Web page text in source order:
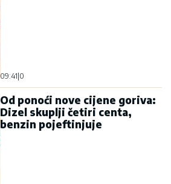
09:41 0
Od ponoći nove cijene goriva:
Dizel skuplji četiri centa,
benzin pojeftinjuje